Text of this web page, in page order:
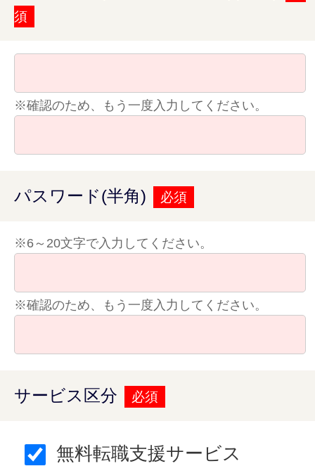
須
※確認のため、もう一度入力してください。
パスワード(半角) 必須
※6～20文字で入力してください。
※確認のため、もう一度入力してください。
サービス区分 必須
無料転職支援サービス